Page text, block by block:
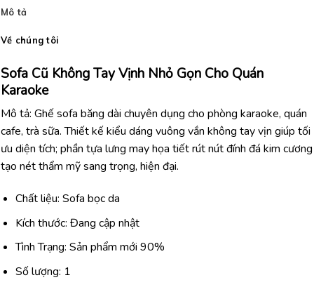
Mô tả
Về chúng tôi
Sofa Cũ Không Tay Vịnh Nhỏ Gọn Cho Quán
Karaoke
Mô tả: Ghế sofa băng dài chuyên dụng cho phòng karaoke, quán
cafe, trà sữa. Thiết kế kiểu dáng vuông vắn không tay vịn giúp tối
ưu diện tích; phần tựa lưng may họa tiết rút nút đính đá kim cương
tạo nét thẩm mỹ sang trọng, hiện đại.
Chất liệu: Sofa bọc da
Kích thước: Đang cập nhật
Tình Trạng: Sản phẩm mới 90%
Số lượng: 1